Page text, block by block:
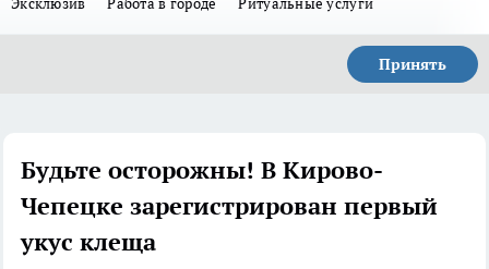
Принять
Будьте осторожны! В Кирово-
Чепецке зарегистрирован первый
укус клеща